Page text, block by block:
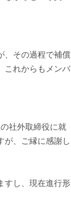
、その過程で補償
これからもメンバ
社外取締役に就
が、ご縁に感謝し
すし、現在進行形